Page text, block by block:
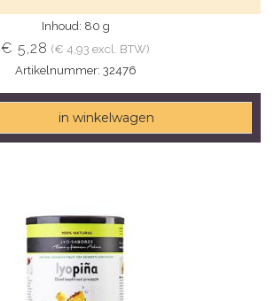
Inhoud: 80 g
€ 5,28 (€ 4,93 excl. BTW)
Artikelnummer: 32476
in winkelwagen